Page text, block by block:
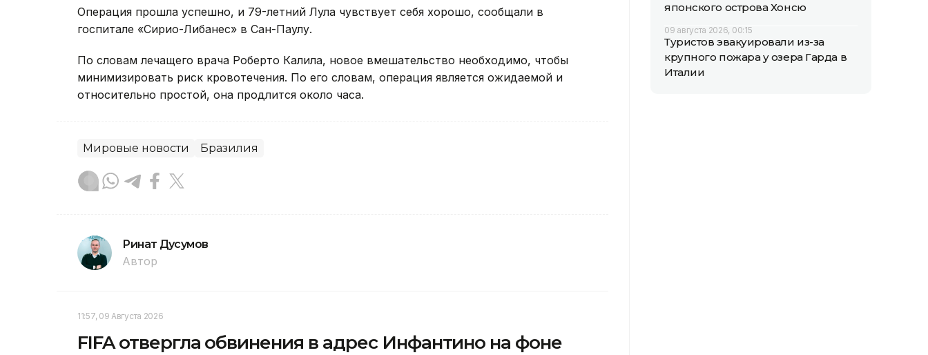
Операция прошла успешно, и 79-летний Лула чувствует себя хорошо, сообщали в
госпитале «Сирио-Либанес» в Сан-Паулу.
По словам лечащего врача Роберто Калила, новое вмешательство необходимо, чтобы
минимизировать риск кровотечения. По его словам, операция является ожидаемой и
относительно простой, она продлится около часа.
Мировые новости Бразилия
Ринат Дусумов
Автор
11:57, 09 Августа 2026
FIFA отвергла обвинения в адрес Инфантино на фоне
японского острова Хонсю
09 августа 2026, 00:15
Туристов эвакуировали из-за
крупного пожара у озера Гарда в
Италии